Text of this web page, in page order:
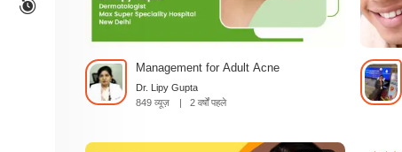
Management for Adult Acne
Dr. Lipy Gupta
849 व्यूज़
| 2 वर्षों पहले